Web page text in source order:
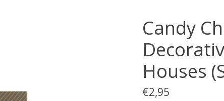
Candy
Houses
€2,95